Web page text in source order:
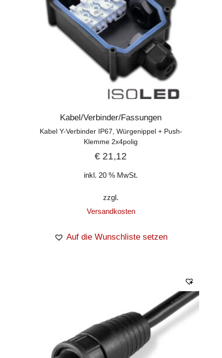
Kabel/Verbinder/Fassungen
Kabel Y-Verbinder IP67, Würgenippel + Push-
Klemme 2x4polig
€ 21,12
inkl. 20 % MwSt.
zzgl.
Versandkosten
Auf die Wunschliste setzen